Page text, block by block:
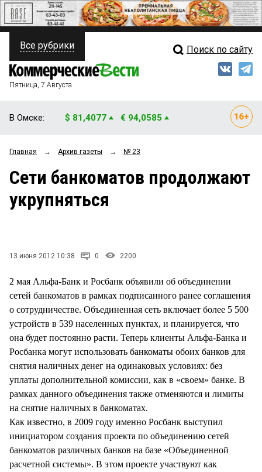
ПОЛИТИКА
ФИНАНСЫ
ОБЩЕСТВО
ЗАКОН
НОВОСТИ КОМПАНИЙ
Свежий выпуск
Рейтинги
Все рубрики Поиск по сайту
Пятница, 7 Августа
В Омске: $ 81,4077 € 94,0585
Главная → Архив газеты → № 23
Сети банкоматов продолжают
укрупняться
13 июня 2012 10:38 0 2200
2 мая Альфа-Банк и Росбанк объявили об объединении
сетей банкоматов в рамках подписанного ранее соглашения
о сотрудничестве. Объединенная сеть включает более 5 500
устройств в 539 населенных пунктах, и планируется, что
она будет постоянно расти. Теперь клиенты Альфа-Банка и
Росбанка могут использовать банкоматы обоих банков для
снятия наличных денег на одинаковых условиях: без
уплаты дополнительной комиссии, как в «своем» банке. В
рамках данного объединения также отменяются и лимиты
на снятие наличных в банкоматах.
Как известно, в 2009 году именно Росбанк выступил
инициатором создания проекта по объединению сетей
банкоматов различных банков на базе «Объединенной
расчетной системы». В этом проекте участвуют как